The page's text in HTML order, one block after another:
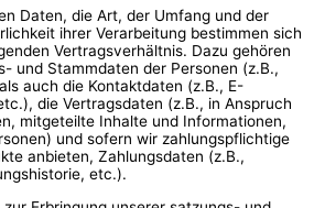
Daten, die Art, der Umfang und der
ihrer Verarbeitung bestimmen sich
Vertragsverhältnis. Dazu gehören
und Stammdaten der Personen (z.B.,
auch die Kontaktdaten (z.B., E-
die Vertragsdaten (z.B., in Anspruch
mitgeteilte Inhalte und Informationen,
und sofern wir zahlungspflichtige
anbieten, Zahlungsdaten (z.B.,
etc.).